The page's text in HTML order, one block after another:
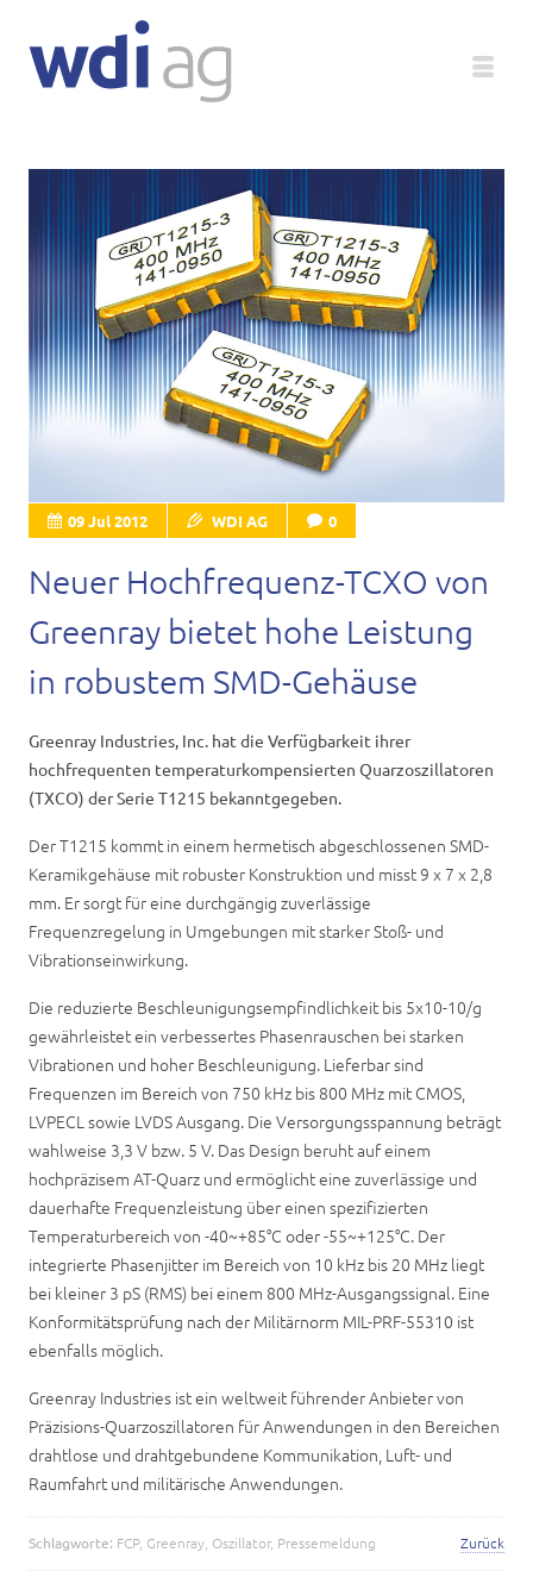
Unternehmen
Produkte
Service
Medien
Karriere
Kontakt
09 Jul 2012 WDI AG 0
Neuer Hochfrequenz-TCXO von
Greenray bietet hohe Leistung
in robustem SMD-Gehäuse
Greenray Industries, Inc. hat die Verfügbarkeit ihrer
hochfrequenten temperaturkompensierten Quarzoszillatoren
(TXCO) der Serie T1215 bekanntgegeben.
Der T1215 kommt in einem hermetisch abgeschlossenen SMD-
Keramikgehäuse mit robuster Konstruktion und misst 9 x 7 x 2,8
mm. Er sorgt für eine durchgängig zuverlässige
Frequenzregelung in Umgebungen mit starker Stoß- und
Vibrationseinwirkung.
Die reduzierte Beschleunigungsempfindlichkeit bis 5x10-10/g
gewährleistet ein verbessertes Phasenrauschen bei starken
Vibrationen und hoher Beschleunigung. Lieferbar sind
Frequenzen im Bereich von 750 kHz bis 800 MHz mit CMOS,
LVPECL sowie LVDS Ausgang. Die Versorgungsspannung beträgt
wahlweise 3,3 V bzw. 5 V. Das Design beruht auf einem
hochpräzisem AT-Quarz und ermöglicht eine zuverlässige und
dauerhafte Frequenzleistung über einen spezifizierten
Temperaturbereich von -40~+85°C oder -55~+125°C. Der
integrierte Phasenjitter im Bereich von 10 kHz bis 20 MHz liegt
bei kleiner 3 pS (RMS) bei einem 800 MHz-Ausgangssignal. Eine
Konformitätsprüfung nach der Militärnorm MIL-PRF-55310 ist
ebenfalls möglich.
Greenray Industries ist ein weltweit führender Anbieter von
Präzisions-Quarzoszillatoren für Anwendungen in den Bereichen
drahtlose und drahtgebundene Kommunikation, Luft- und
Raumfahrt und militärische Anwendungen.
Schlagworte: FCP, Greenray Oszillator, Pressemeldung Zurück